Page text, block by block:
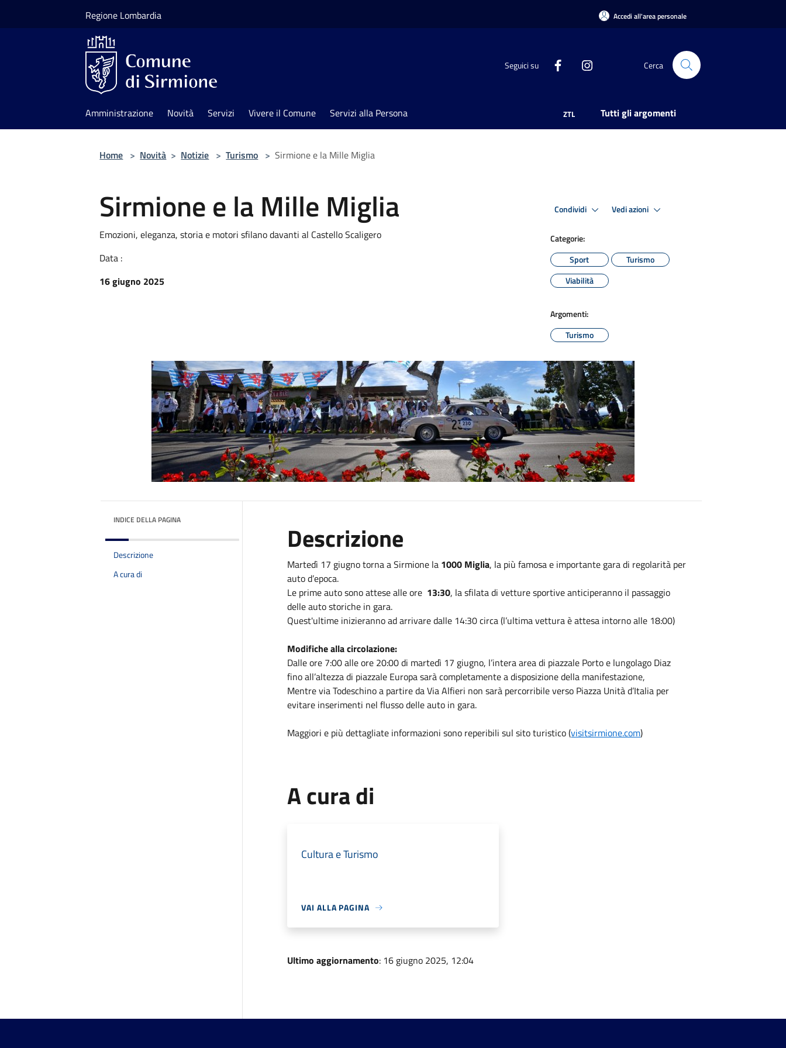
Regione Lombardia Accedi all'area personale
Seguici su Cerca
Amministrazione Novità Servizi Vivere il Comune Servizi alla Persona ZTL Tutti gli argomenti
Home > Novità > Notizie > Turismo > Sirmione e la Mille Miglia
Sirmione e la Mille Miglia
Emozioni, eleganza, storia e motori sfilano davanti al Castello Scaligero
Data :
16 giugno 2025
Condividi Vedi azioni
Categorie:
Sport
Turismo
Viabilità
Argomenti:
Turismo
INDICE DELLA PAGINA
Descrizione
A cura di
Descrizione
Martedì 17 giugno torna a Sirmione la 1000 Miglia, la più famosa e importante gara di regolarità per
auto d’epoca.
Le prime auto sono attese alle ore 13:30, la sfilata di vetture sportive anticiperanno il passaggio
delle auto storiche in gara.
Quest'ultime inizieranno ad arrivare dalle 14:30 circa (l’ultima vettura è attesa intorno alle 18:00)
Modifiche alla circolazione:
Dalle ore 7:00 alle ore 20:00 di martedì 17 giugno, l’intera area di piazzale Porto e lungolago Diaz
fino all’altezza di piazzale Europa sarà completamente a disposizione della manifestazione,
Mentre via Todeschino a partire da Via Alfieri non sarà percorribile verso Piazza Unità d’Italia per
evitare inserimenti nel flusso delle auto in gara.
Maggiori e più dettagliate informazioni sono reperibili sul sito turistico (visitsirmione.com)
A cura di
Cultura e Turismo
VAI ALLA PAGINA
Ultimo aggiornamento: 16 giugno 2025, 12:04